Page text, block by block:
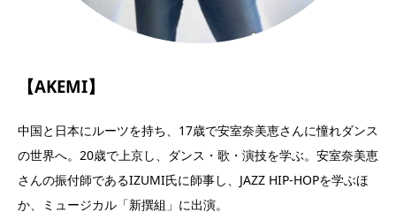
【AKEMI】
中国と日本にルーツを持ち、17歳で安室奈美恵さんに憧れダンス
の世界へ。20歳で上京し、ダンス・歌・演技を学ぶ。安室奈美恵
さんの振付師であるIZUMI氏に師事し、JAZZ HIP-HOPを学ぶほ
か、ミュージカル「新撰組」に出演。